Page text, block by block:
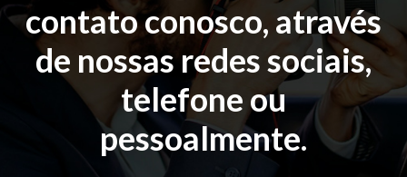
contato conosco, através
de nossas redes sociais,
telefone ou
pessoalmente.